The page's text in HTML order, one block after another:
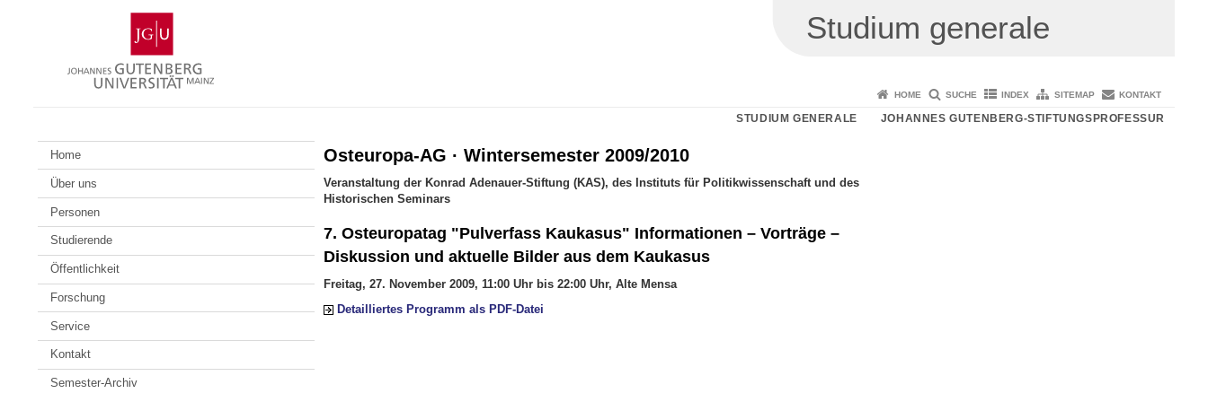
Gutenberg-
Universität
Mainz
Studium generale
HOME SUCHE INDEX SITEMAP KONTAKT
STUDIUM GENERALE JOHANNES GUTENBERG-STIFTUNGSPROFESSUR
Home
Über uns
Personen
Studierende
Öffentlichkeit
Forschung
Service
Kontakt
Semester-Archiv
Osteuropa-AG · Wintersemester 2009/2010
Veranstaltung der Konrad Adenauer-Stiftung (KAS), des Instituts für Politikwissenschaft und des
Historischen Seminars
7. Osteuropatag "Pulverfass Kaukasus" Informationen – Vorträge –
Diskussion und aktuelle Bilder aus dem Kaukasus
Freitag, 27. November 2009, 11:00 Uhr bis 22:00 Uhr, Alte Mensa
Detailliertes Programm als PDF-Datei